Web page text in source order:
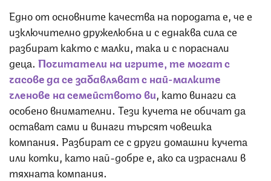
Едно от основните качества на породата е, че е
изключително дружелюбна и с еднаква сила се
разбират както с малки, така и с пораснали
деца. Почитатели на игрите, те могат с
часове да се забавляват с най-малките
членове на семейството ви, като винаги са
особено внимателни. Тези кучета не обичат да
остават сами и винаги търсят човешка
компания. Разбират се с други домашни кучета
или котки, като най-добре е, ако са израснали в
тяхната компания.